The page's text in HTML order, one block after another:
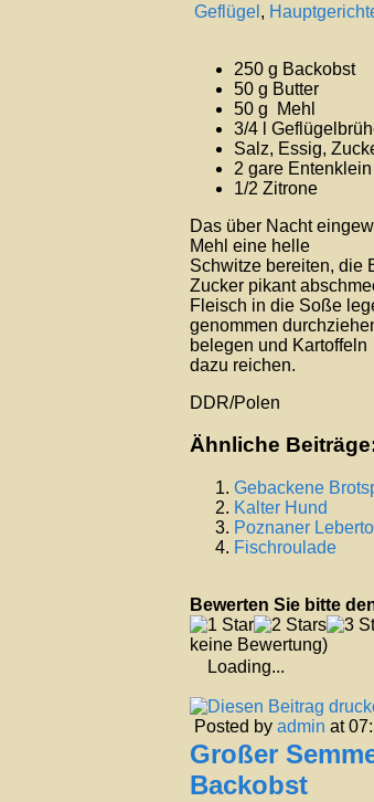
Geflügel ,
250 g Backobst
50 g Butter
50 g Mehl
3/4 l
Salz, Essig,
2 gare Entenklein
1/2 Zitrone
Das über Nacht
Mehl eine helle
Schwitze bereiten, die
Zucker pikant
Fleisch in die Soße
genommen
belegen und Kartoffeln
dazu reichen.
DDR/Polen
Ähnliche
Gebackene
Kalter Hund
Poznaner
Fischroulade
Bewerten Sie bitte
keine Bewertung)
Loading...
Posted by admin at
Großer
Backobst